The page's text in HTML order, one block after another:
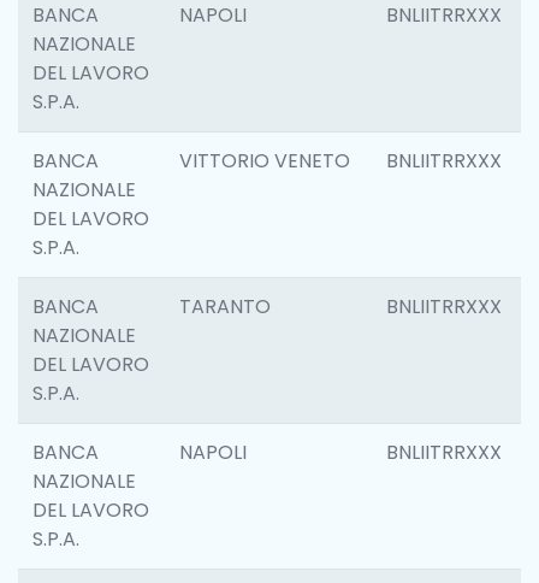
BANCA
NAZIONALE
DEL LAVORO
S.P.A.
NAPOLI BNLIITRRXXX
BANCA
NAZIONALE
DEL LAVORO
S.P.A.
VITTORIO VENETO BNLIITRRXXX
BANCA
NAZIONALE
DEL LAVORO
S.P.A.
TARANTO BNLIITRRXXX
BANCA
NAZIONALE
DEL LAVORO
S.P.A.
NAPOLI BNLIITRRXXX